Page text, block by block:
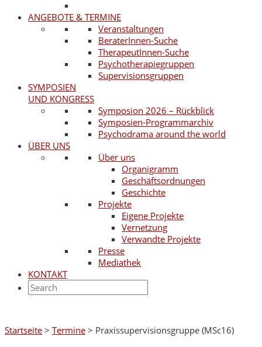
ANGEBOTE & TERMINE
Veranstaltungen
BeraterInnen-Suche
TherapeutInnen-Suche
Psychotherapiegruppen
Supervisionsgruppen
SYMPOSIEN
UND KONGRESS
Symposion 2026 – Rückblick
Symposien-Programmarchiv
Psychodrama around the world
ÜBER UNS
Über uns
Organigramm
Geschäftsordnungen
Geschichte
Projekte
Eigene Projekte
Vernetzung
Verwandte Projekte
Presse
Mediathek
KONTAKT
Startseite > Termine > Praxissupervisionsgruppe (MSc16)